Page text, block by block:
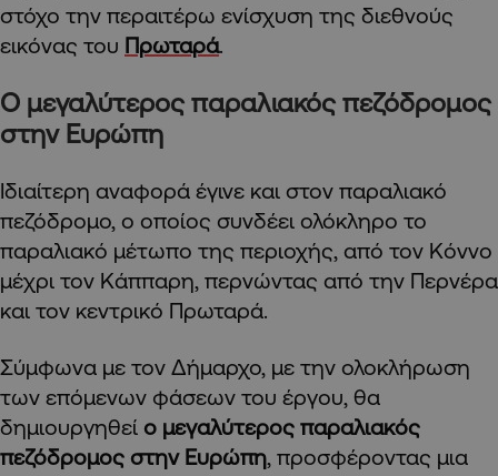
στόχο την περαιτέρω ενίσχυση της διεθνούς
εικόνας του Πρωταρά.
Ο μεγαλύτερος παραλιακός πεζόδρομος
στην Ευρώπη
Ιδιαίτερη αναφορά έγινε και στον παραλιακό
πεζόδρομο, ο οποίος συνδέει ολόκληρο το
παραλιακό μέτωπο της περιοχής, από τον Κόννο
μέχρι τον Κάππαρη, περνώντας από την Περνέρα
και τον κεντρικό Πρωταρά.
Σύμφωνα με τον Δήμαρχο, με την ολοκλήρωση
των επόμενων φάσεων του έργου, θα
δημιουργηθεί ο μεγαλύτερος παραλιακός
πεζόδρομος στην Ευρώπη , προσφέροντας μια